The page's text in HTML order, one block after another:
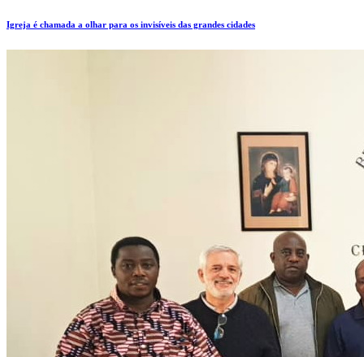
Igreja é chamada a olhar para os invisíveis das grandes cidades